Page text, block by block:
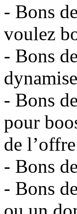
- Bons
voulez
- Bons
- Bons
pour
de
- Bons
- Bons